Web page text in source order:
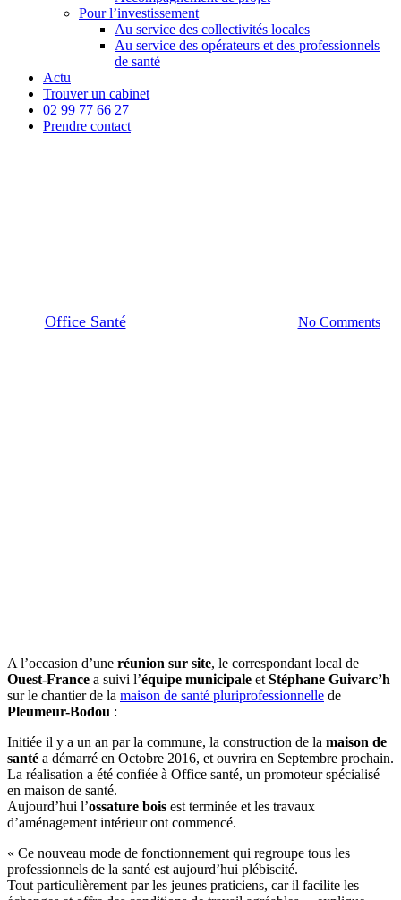
Pour l’investissement
Au service des collectivités locales
Au service des opérateurs et des professionnels
de santé
Actu
Trouver un cabinet
02 99 77 66 27
Prendre contact
Office Santé1 février 2017 No Comments
A l’occasion d’une réunion sur site, le correspondant local de
Ouest-France a suivi l’équipe municipale et Stéphane Guivarc’h
sur le chantier de la maison de santé pluriprofessionnelle de
Pleumeur-Bodou :
Initiée il y a un an par la commune, la construction de la maison de
santé a démarré en Octobre 2016, et ouvrira en Septembre prochain.
La réalisation a été confiée à Office santé, un promoteur spécialisé
en maison de santé.
Aujourd’hui l’ossature bois est terminée et les travaux
d’aménagement intérieur ont commencé.
« Ce nouveau mode de fonctionnement qui regroupe tous les
professionnels de la santé est aujourd’hui plébiscité.
Tout particulièrement par les jeunes praticiens, car il facilite les